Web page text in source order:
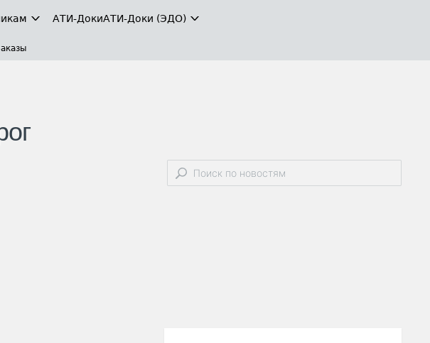
АТИ-ДокиАТИ-Доки (ЭДО)